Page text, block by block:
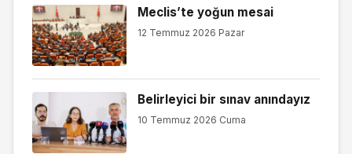
Meclis’te yoğun mesai
12 Temmuz 2026 Pazar
Belirleyici bir sınav anındayız
10 Temmuz 2026 Cuma